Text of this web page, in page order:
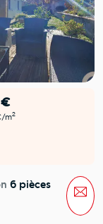
m2
6 pièces